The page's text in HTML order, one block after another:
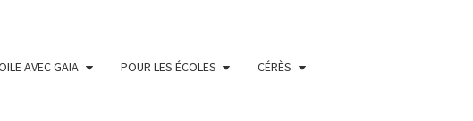
AVEC GAIA POUR LES ÉCOLES CÉRÈS